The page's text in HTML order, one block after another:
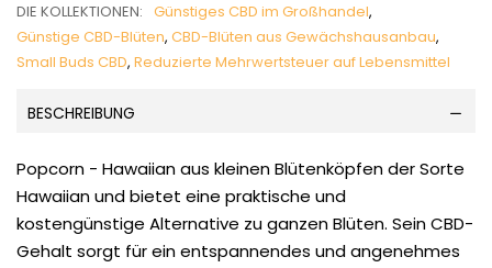
DIE KOLLEKTIONEN: Günstiges CBD im Großhandel,
Günstige CBD-Blüten, CBD-Blüten aus Gewächshausanbau,
Small Buds CBD, Reduzierte Mehrwertsteuer auf Lebensmittel
BESCHREIBUNG
Popcorn - Hawaiian aus kleinen Blütenköpfen der Sorte
Hawaiian und bietet eine praktische und
kostengünstige Alternative zu ganzen Blüten. Sein CBD-
Gehalt sorgt für ein entspannendes und angenehmes